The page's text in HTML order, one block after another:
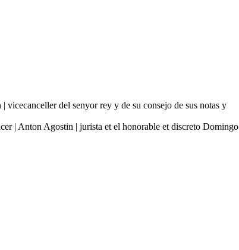
vicecanceller del senyor rey y de su consejo de sus notas y
| Anton Agostin | jurista et el honorable et discreto Domingo